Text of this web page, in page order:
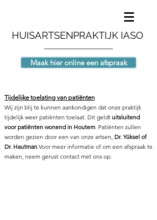
HUISARTSENPRAKTIJK IASO
Maak hier online een afspraak
Tijdelijke toelating van patiënten
Wij zijn blij te kunnen aankondigen dat onze praktijk
tijdelijk weer patiënten toelaat. Dit geldt uitsluitend
voor patiënten wonend in Houtem. Patiënten zullen
worden gezien door een van onze artsen, Dr. Yüksel of
Dr. Hautman.Voor meer informatie of om een afspraak te
maken, neem gerust contact met ons op.